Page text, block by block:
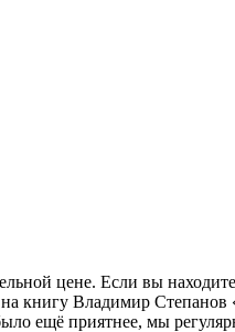
цене. Если вы
книгу Владимир
ещё приятнее, мы